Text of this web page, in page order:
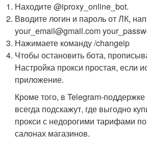
Находите @iproxy_online_bot.
Вводите логин и пароль от ЛК,
your_email@gmail.com
Нажимаете команду /changeip
Чтобы остановить бота,
Настройка прокси простая, если
приложение.
Кроме того, в Telegram-
всегда подскажут, где выгодно
прокси с недорогими тарифами
салонах магазинов.